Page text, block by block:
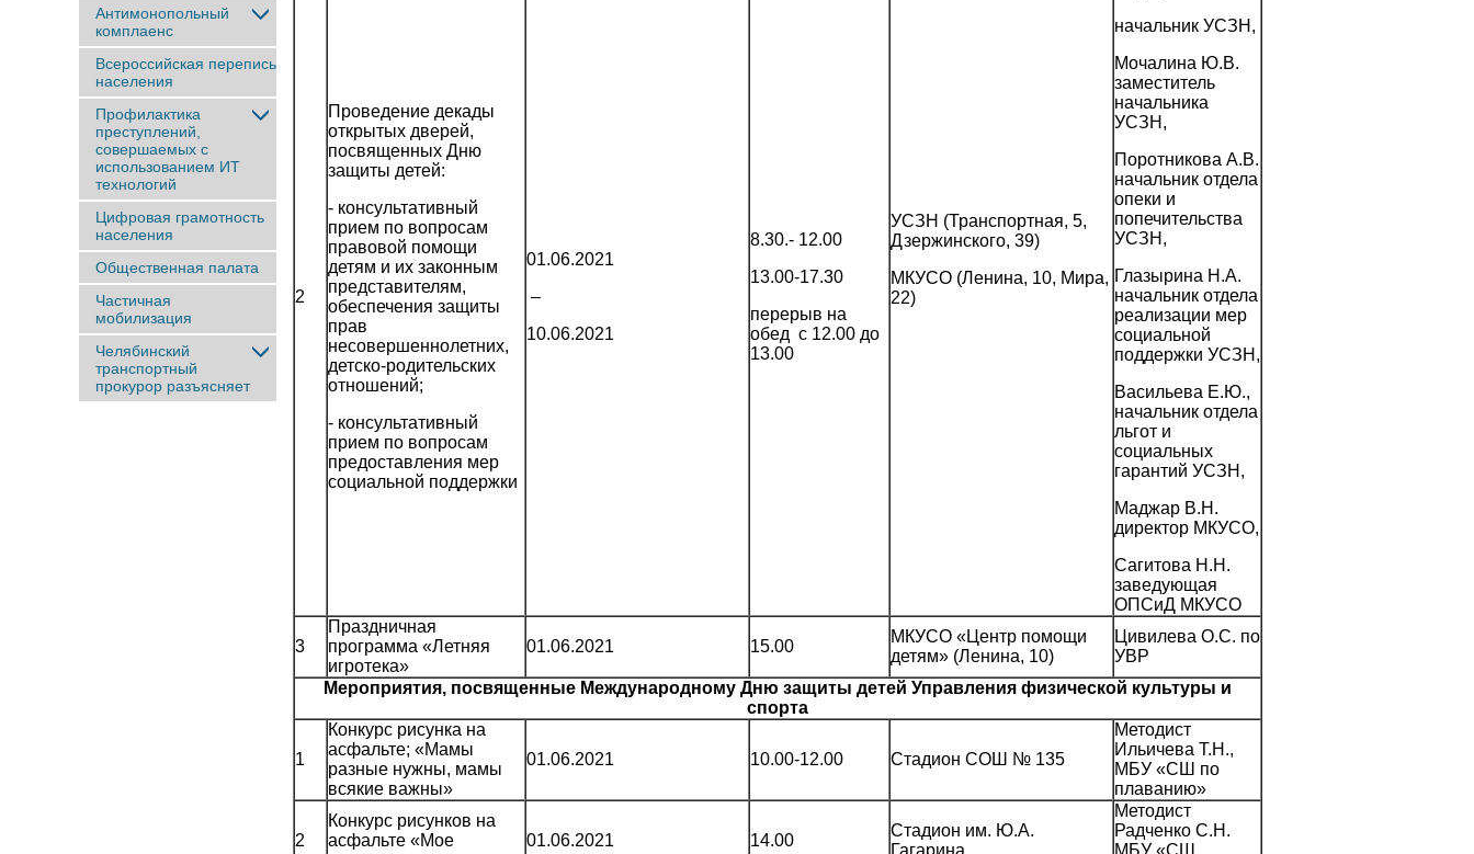
Антимонопольный
комплаенс
Всероссийская перепись
населения
Профилактика
преступлений,
совершаемых с
использованием ИТ
технологий
Цифровая грамотность
населения
Общественная палата
Частичная
мобилизация
Челябинский
транспортный
прокурор разъясняет
2
Проведение декады
открытых дверей,
посвященных Дню
защиты детей:
- консультативный
прием по вопросам
правовой помощи
детям и их законным
представителям,
обеспечения защиты
прав
несовершеннолетних,
детско-родительских
отношений;
- консультативный
прием по вопросам
предоставления мер
социальной поддержки
01.06.2021
–
10.06.2021
8.30.- 12.00
13.00-17.30
перерыв на
обед с 12.00 до
13.00
УСЗН (Транспортная, 5,
Дзержинского, 39)
МКУСО (Ленина, 10, Мира,
22)
начальник УСЗН,
Мочалина Ю.В.
заместитель
начальника
УСЗН,
Поротникова А.В.
начальник отдела
опеки и
попечительства
УСЗН,
Глазырина Н.А.
начальник отдела
реализации мер
социальной
поддержки УСЗН,
Васильева Е.Ю.,
начальник отдела
льгот и
социальных
гарантий УСЗН,
Маджар В.Н.
директор МКУСО,
Сагитова Н.Н.
заведующая
ОПСиД МКУСО
3
Праздничная
программа «Летняя
игротека»
01.06.2021 15.00
МКУСО «Центр помощи
детям» (Ленина, 10)
Цивилева О.С. по
УВР
Мероприятия, посвященные Международному Дню защиты детей Управления физической культуры и
спорта
1
Конкурс рисунка на
асфальте; «Мамы
разные нужны, мамы
всякие важны»
01.06.2021 10.00-12.00 Стадион СОШ № 135
Методист
Ильичева Т.Н.,
МБУ «СШ по
плаванию»
2
Конкурс рисунков на
асфальте «Мое
01.06.2021 14.00
Стадион им. Ю.А.
Методист
Радченко С.Н.